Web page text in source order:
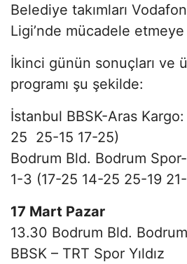
Belediye takımları
Ligi’nde mücadele etmeye
İkinci günün sonuçları ve
programı şu şekilde:
İstanbul BBSK-Aras
25 25-15 17-25)
Bodrum Bld. Bodrum
1-3 (17-25 14-25 25-19
17 Mart Pazar
13.30 Bodrum Bld.
BBSK – TRT Spor Yıldız